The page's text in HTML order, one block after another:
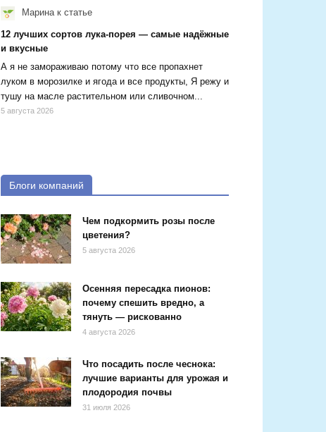
Маринак статье
12 лучших сортов лука-порея — самые надёжные
и вкусные
А я не замораживаю потому что все пропахнет
луком в морозилке и ягода и все продукты, Я режу и
тушу на масле растительном или сливочном...
5 августа 2026
Блоги компаний
Чем подкормить розы после
цветения?
5 августа 2026
Осенняя пересадка пионов:
почему спешить вредно, а
тянуть — рискованно
4 августа 2026
Что посадить после чеснока:
лучшие варианты для урожая и
плодородия почвы
31 июля 2026